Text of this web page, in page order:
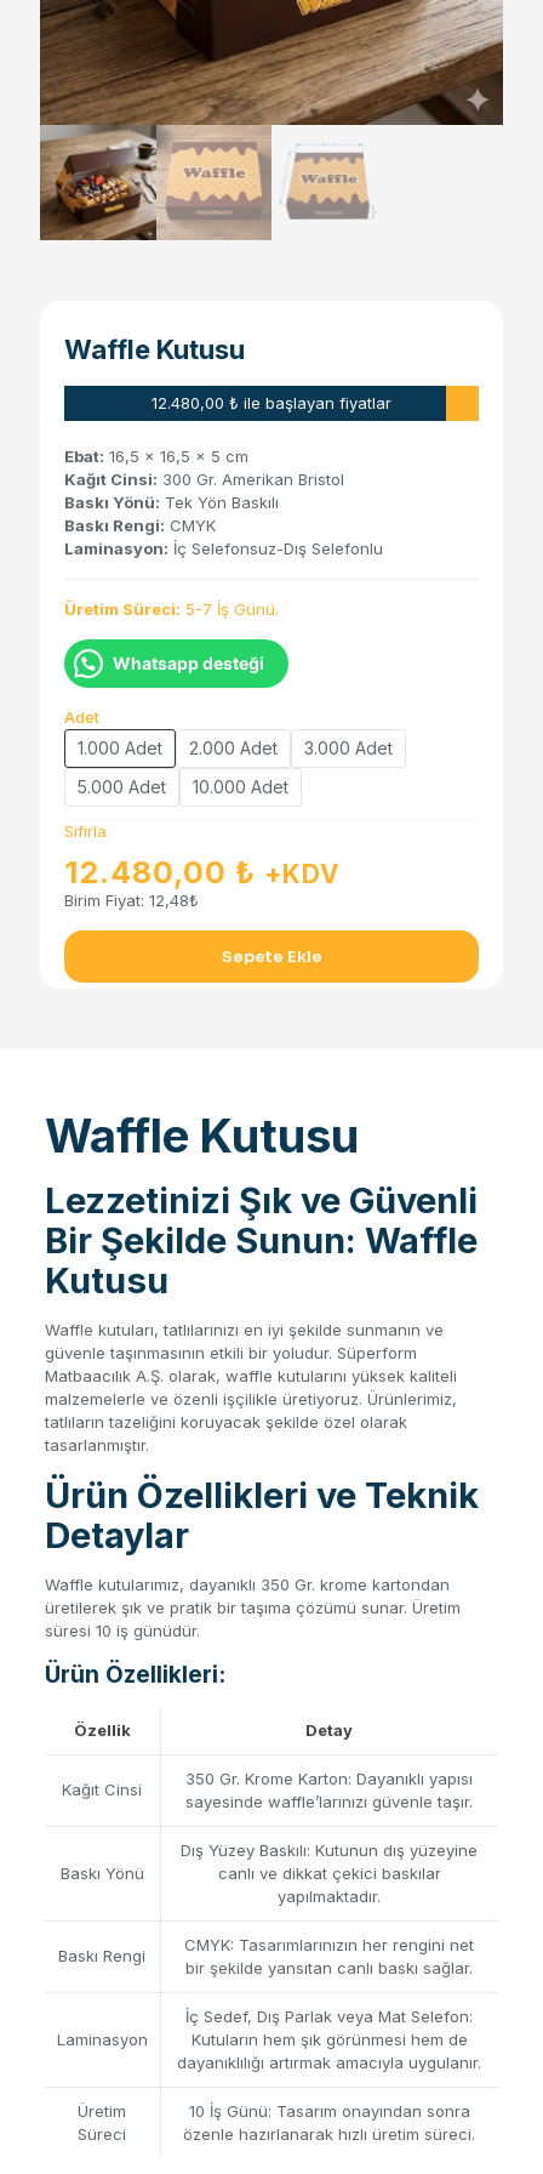
Waffle Kutusu
12.480,00 ₺ ile başlayan fiyatlar
Ebat: 16,5 x 16,5 x 5 cm
Kağıt Cinsi: 300 Gr. Amerikan Bristol
Baskı Yönü: Tek Yön Baskılı
Baskı Rengi: CMYK
Laminasyon: İç Selefonsuz-Dış Selefonlu
Üretim Süreci: 5-7 İş Günü.
Whatsapp desteği
Adet
1.000 Adet 2.000 Adet
3.000 Adet
5.000 Adet
10.000 Adet
Sıfırla
12.480,00 ₺ +KDV
Birim Fiyat: 12,48₺
Sepete Ekle
Waffle Kutusu
Lezzetinizi Şık ve Güvenli
Bir Şekilde Sunun: Waffle
Kutusu
Waffle kutuları, tatlılarınızı en iyi şekilde sunmanın ve
güvenle taşınmasının etkili bir yoludur. Süperform
Matbaacılık A.Ş. olarak, waffle kutularını yüksek kaliteli
malzemelerle ve özenli işçilikle üretiyoruz. Ürünlerimiz,
tatlıların tazeliğini koruyacak şekilde özel olarak
tasarlanmıştır.
Ürün Özellikleri ve Teknik
Detaylar
Waffle kutularımız, dayanıklı 350 Gr. krome kartondan
üretilerek şık ve pratik bir taşıma çözümü sunar. Üretim
süresi 10 iş günüdür.
Ürün Özellikleri:
Özellik Detay
Kağıt Cinsi
350 Gr. Krome Karton: Dayanıklı yapısı
sayesinde waffle’larınızı güvenle taşır.
Baskı Yönü
Dış Yüzey Baskılı: Kutunun dış yüzeyine
canlı ve dikkat çekici baskılar
yapılmaktadır.
Baskı Rengi
CMYK: Tasarımlarınızın her rengini net
bir şekilde yansıtan canlı baskı sağlar.
Laminasyon
İç Sedef, Dış Parlak veya Mat Selefon:
Kutuların hem şık görünmesi hem de
dayanıklılığı artırmak amacıyla uygulanır.
Üretim
Süreci
10 İş Günü: Tasarım onayından sonra
özenle hazırlanarak hızlı üretim süreci.